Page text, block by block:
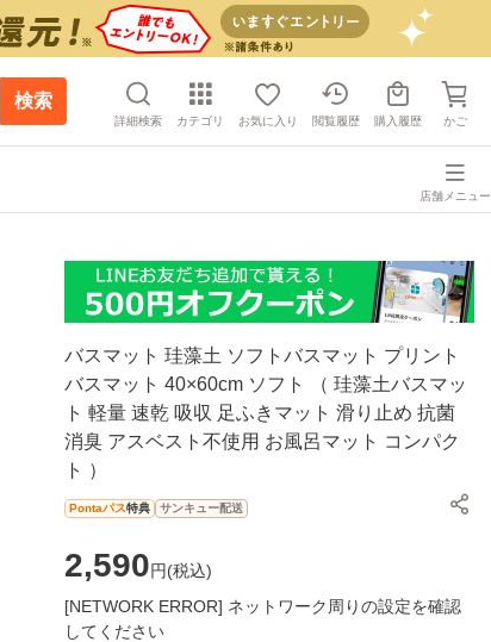
検索
詳細検索 カテゴリ お気に入り 閲覧履歴 購入履歴 かご
店舗メニュー
バスマット 珪藻土 ソフトバスマット プリント
バスマット 40×60cm ソフト （ 珪藻土バスマッ
ト 軽量 速乾 吸収 足ふきマット 滑り止め 抗菌
消臭 アスベスト不使用 お風呂マット コンパク
ト ）
Pontaパス特典 サンキュー配送
2,590円(税込)
[NETWORK ERROR] ネットワーク周りの設定を確認
してください